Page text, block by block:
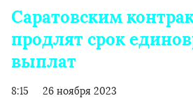
Саратовским
продлят срок
выплат
8:15 26 ноября 2023